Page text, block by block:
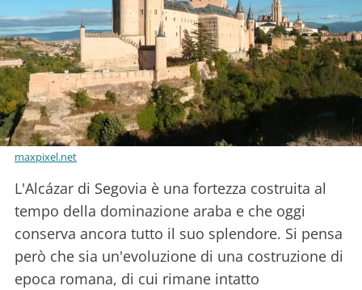
maxpixel.net
L'Alcázar di Segovia è una fortezza costruita al
tempo della dominazione araba e che oggi
conserva ancora tutto il suo splendore. Si pensa
però che sia un'evoluzione di una costruzione di
epoca romana, di cui rimane intatto